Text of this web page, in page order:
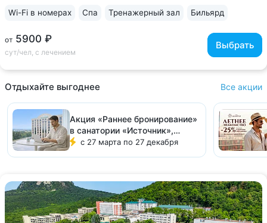
от 5900 ₽
сут/чел, с лечением
Выбрать
Wi-Fi в номерах Спа Тренажерный зал Бильярд
Отдыхайте выгоднее Все акции
Акция «Раннее бронирование»
в санатории «Источник»,
Ессентуки
с 27 марта по 27 декабря